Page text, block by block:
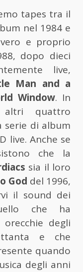
tapes tra il
nel 1984 e
e proprio
dopo dieci
live,
Man and a
Window. In
altri quattro
serie di album
live. Anche se
che la
sia il loro
God del 1996,
il sound dei
che ha
degli
e che
quando
degli anni